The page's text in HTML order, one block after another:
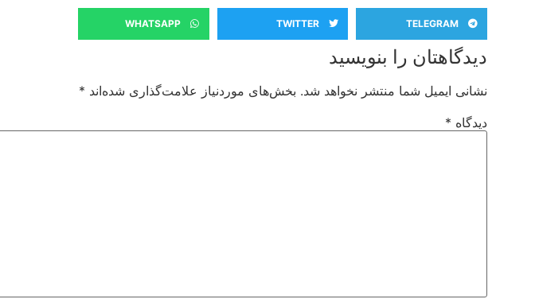
TELEGRAM
TWITTER
WHATSAPP
دیدگاهتان را بنویسید
نشانی ایمیل شما منتشر نخواهد شد. بخش‌های موردنیاز علامت‌گذاری شده‌اند *
دیدگاه *